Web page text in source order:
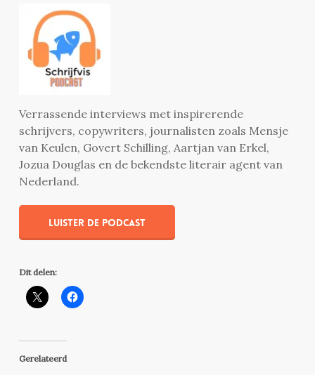
Verrassende interviews met inspirerende
schrijvers, copywriters, journalisten zoals Mensje
van Keulen, Govert Schilling, Aartjan van Erkel,
Jozua Douglas en de bekendste literair agent van
Nederland.
Luister de podcast
Dit delen:
Gerelateerd